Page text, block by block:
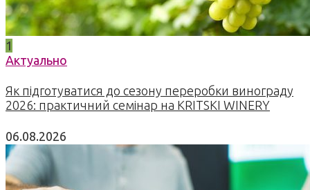
1
Актуально
Як підготуватися до сезону переробки винограду
2026: практичний семінар на KRITSKI WINERY
06.08.2026